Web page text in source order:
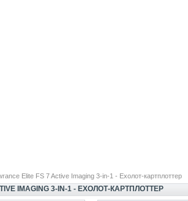
Elite FS 7 Active Imaging 3-in-1 - Ехолот-картплоттер
IMAGING 3-IN-1 - ЕХОЛОТ-КАРТПЛОТТЕР